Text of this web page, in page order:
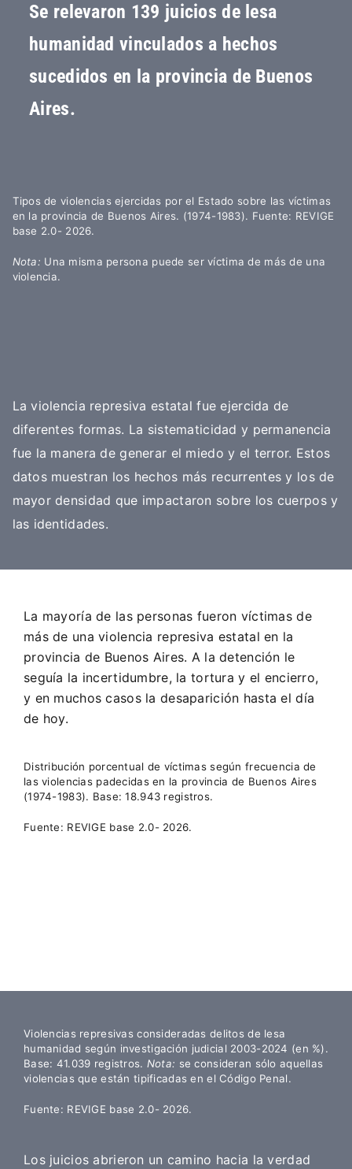
Se relevaron 139 juicios de lesa
humanidad vinculados a hechos
sucedidos en la provincia de Buenos
Aires.
Tipos de violencias ejercidas por el Estado sobre las víctimas
en la provincia de Buenos Aires. (1974-1983). Fuente: REVIGE
base 2.0- 2026.
Nota: Una misma persona puede ser víctima de más de una
violencia.
La violencia represiva estatal fue ejercida de
diferentes formas. La sistematicidad y permanencia
fue la manera de generar el miedo y el terror. Estos
datos muestran los hechos más recurrentes y los de
mayor densidad que impactaron sobre los cuerpos y
las identidades.
La mayoría de las personas fueron víctimas de
más de una violencia represiva estatal en la
provincia de Buenos Aires. A la detención le
seguía la incertidumbre, la tortura y el encierro,
y en muchos casos la desaparición hasta el día
de hoy.
Distribución porcentual de víctimas según frecuencia de
las violencias padecidas en la provincia de Buenos Aires
(1974-1983). Base: 18.943 registros.
Fuente: REVIGE base 2.0- 2026.
Violencias represivas consideradas delitos de lesa
humanidad según investigación judicial 2003-2024 (en %).
Base: 41.039 registros. Nota: se consideran sólo aquellas
violencias que están tipificadas en el Código Penal.
Fuente: REVIGE base 2.0- 2026.
Los juicios abrieron un camino hacia la verdad